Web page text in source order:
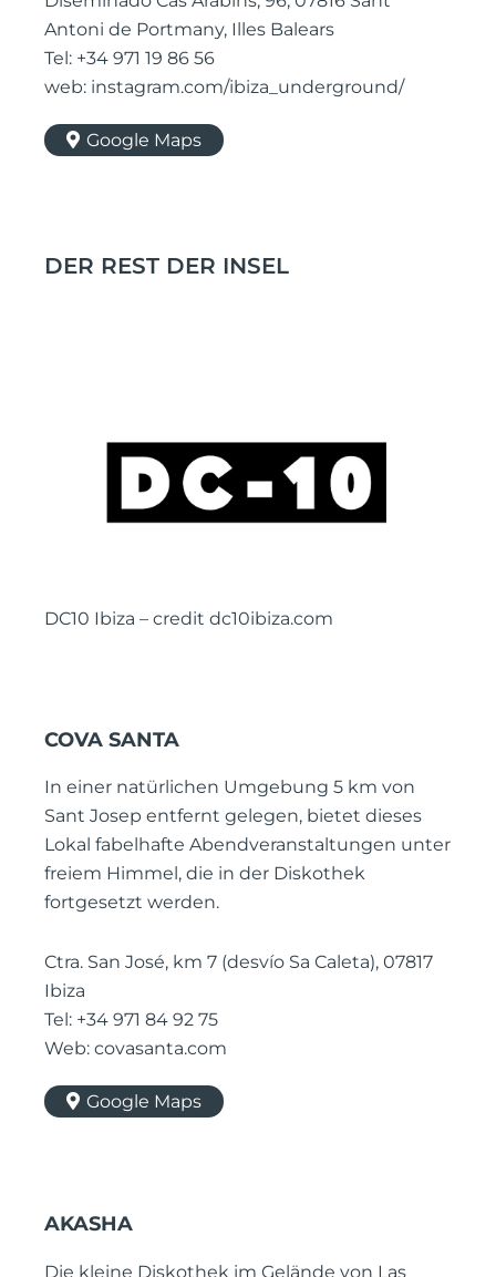
Antoni de Portmany, Illes Balears
Tel: +34 971 19 86 56
web: instagram.com/ibiza_underground/
Google Maps
DER REST DER INSEL
DC10 Ibiza – credit dc10ibiza.com
COVA SANTA
In einer natürlichen Umgebung 5 km von
Sant Josep entfernt gelegen, bietet dieses
Lokal fabelhafte Abendveranstaltungen unter
freiem Himmel, die in der Diskothek
fortgesetzt werden.
Ctra. San José, km 7 (desvío Sa Caleta), 07817
Ibiza
Tel: +34 971 84 92 75
Web: covasanta.com
Google Maps
AKASHA
Die kleine Diskothek im Gelände von Las